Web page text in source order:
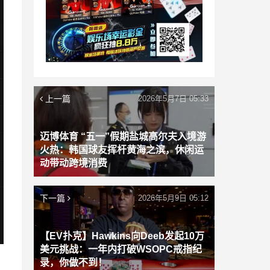
上一篇
迈博体育 “五一”假期盐城高尔夫入境游
火热：韩国球友挥杆黄海之滨，休闲运
动带动跨境消费
2026年5月7日 05:33
下一篇
【EV扑克】Hawkins向Deeb发起10万
美元挑战：一年内打破WSOPC戒指纪
录，你做不到！
2026年5月9日 05:12